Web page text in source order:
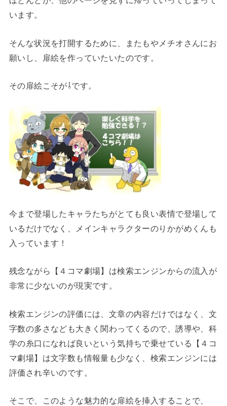
います。
そんな状況を打開するために、またもやメチオさんにお
願いし、扉絵を作っていたいたのです。
その扉絵こそが⇩です。
今まで登場したキャラたちがとても良い表情で登場して
いるだけでなく、メインキャラクターのりかがめくんも
入っています！
残念ながら【４コマ劇場】は検索エンジンからの流入が
非常に少ないのが現実です。
検索エンジンの評価には、文章の内容だけではなく、文
字数の多さなども大きく関わってくるので、誘導や、科
学の糸口になれば良いという気持ちで乗せている【４コ
マ劇場】は文字数も情報量も少なく、検索エンジンには
評価され辛いのです。
そこで、このような魅力的な扉絵を挿入することで、